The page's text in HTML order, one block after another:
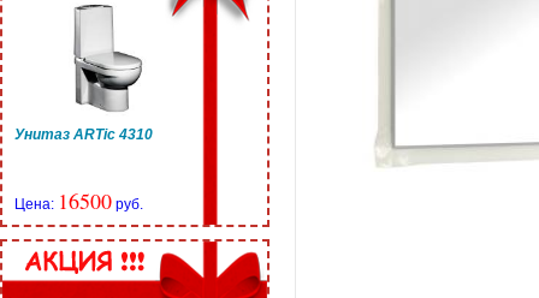
Унитаз ARTic 4310
Цена: 16500 руб.